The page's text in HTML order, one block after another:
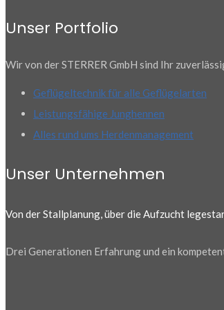
Unser Portfolio
Wir von der STERRER GmbH sind Ihr
Geflügeltechnik für alle Geflügelarten
Leistungsfähige Junghennen
Alles rund ums Herdenmanagement
Unser Unternehmen
Von der Stallplanung, über die Aufzucht
Drei Generationen Erfahrung und ein